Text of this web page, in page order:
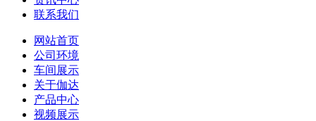
联系我们
网站首页
公司环境
车间展示
关于伽达
产品中心
视频展示